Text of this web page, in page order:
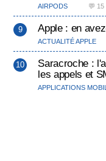
AIRPODS 💬 15
Apple : en
ACTUALITÉ APPLE
Saracroche :
les appels et
APPLICATIONS